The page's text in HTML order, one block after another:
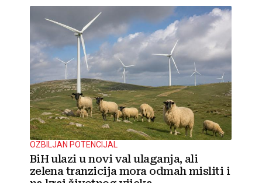
OZBILJAN POTENCIJAL
BiH ulazi u novi val ulaganja, ali
zelena tranzicija mora odmah misliti i